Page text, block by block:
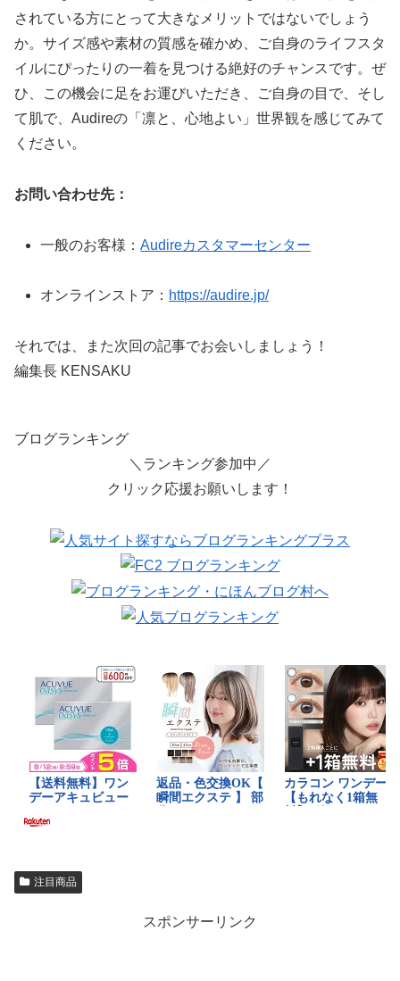
されている方にとって大きなメリットではないでしょう
か。サイズ感や素材の質感を確かめ、ご自身のライフスタ
イルにぴったりの一着を見つける絶好のチャンスです。ぜ
ひ、この機会に足をお運びいただき、ご自身の目で、そし
て肌で、Audireの「凛と、心地よい」世界観を感じてみて
ください。
お問い合わせ先：
一般のお客様：Audireカスタマーセンター
オンラインストア： https://audire.jp/
それでは、また次回の記事でお会いしましょう！
編集長 KENSAKU
ブログランキング
＼ランキング参加中／
クリック応援お願いします！
注目商品
スポンサーリンク